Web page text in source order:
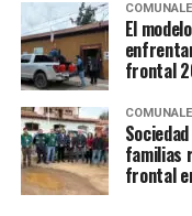
El
frontal
familias
frontal